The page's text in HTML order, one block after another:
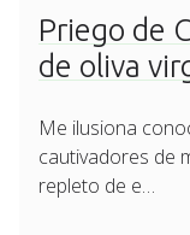
Priego de
de oliva
Me ilusiona
cautivadores de
repleto de e…